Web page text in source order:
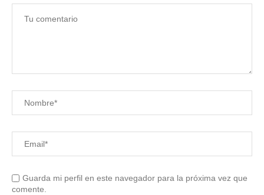
Guarda mi perfil en este navegador para la próxima vez que
comente.